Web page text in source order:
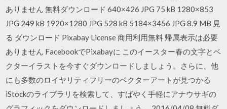
ありません 無料ダウンロード 640×426 JPG 75 kB 1280×853
JPG 249 kB 1920×1280 JPG 528 kB 5184×3456 JPG 8.9 MB 見
る ダウンロード Pixabay License 商用利用無料 帰属表示は必要
ありません FacebookでPixabayに このイースター春の文字とベ
クターイラストを今すぐダウンロードしましょう。さらに、他
にも多数のロイヤリティフリーのベクターアートが見つかる
iStockのライブラリを検索して、すばやく手軽にアナウサギの